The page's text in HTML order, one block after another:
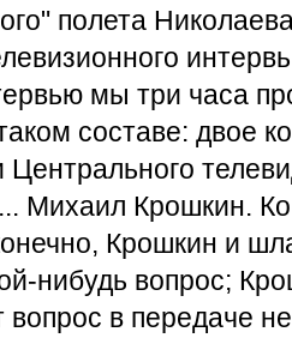
полета
мы три часа
составе: двое
Центрального
Михаил Крошкин.
Крошкин и
нибудь вопрос;
вопрос в передаче